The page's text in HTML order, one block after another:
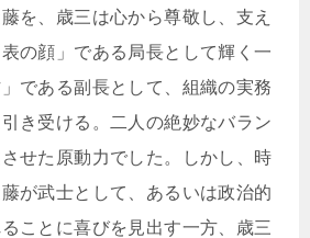
を、歳三は心から尊敬し、支え
の顔」である局長として輝く一
である副長として、組織の実務
き受ける。二人の絶妙なバラン
せた原動力でした。しかし、時
が武士として、あるいは政治的
ことに喜びを見出す一方、歳三